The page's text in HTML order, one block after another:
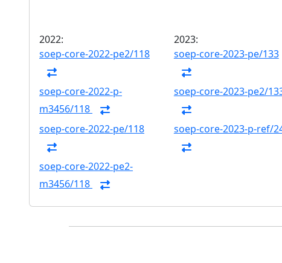
2022:
soep-core-2022-pe2/118
soep-core-2022-p-
m3456/118
soep-core-2022-pe/118
soep-core-2022-pe2-
m3456/118
2023:
soep-core-2023-pe/133
soep-core-2023-pe2/
soep-core-2023-p-ref/